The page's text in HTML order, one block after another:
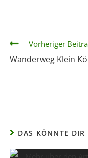
Vorheriger
Wanderweg Klein
DAS KÖNNTE DIR